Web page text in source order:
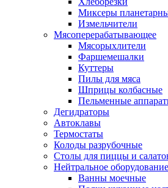
Миксеры
Измельчители
Мясоперерабатывающее
Мясорыхлители
Фаршемешалки
Куттеры
Пилы для мяса
Шприцы колбасные
Пельменные
Дегидраторы
Автоклавы
Термостаты
Колоды разрубочные
Столы для пиццы и
Нейтральное оборудование
Ванны моечные